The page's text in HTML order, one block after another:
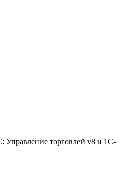
Управление торговлей v8 и 1С-